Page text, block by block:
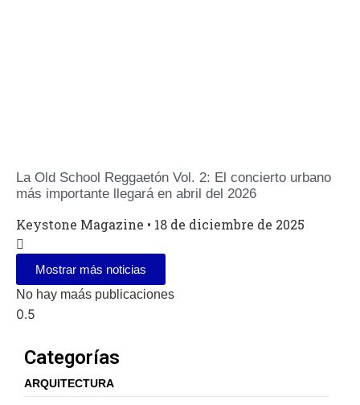
La Old School Reggaetón Vol. 2: El concierto urbano
más importante llegará en abril del 2026
Keystone Magazine 18 de diciembre de 2025
Mostrar más noticias
No hay maás publicaciones
Categorías
ARQUITECTURA